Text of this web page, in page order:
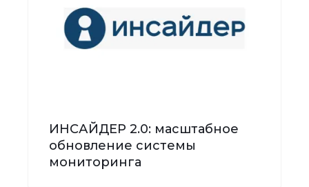
ИНСАЙДЕР 2.0: масштабное
обновление системы
мониторинга